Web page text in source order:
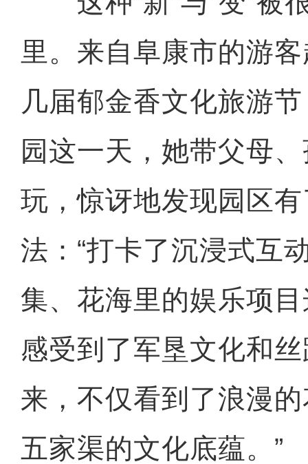
里。来自阜康市的游客
几届郁金香文化旅游
园这一天，她带父母
玩，惊讶地发现园区
法：“打卡了沉浸式互
集、花海里的娱乐项
感受到了军垦文化和
来，不仅看到了浪漫
五家渠的文化底蕴。”